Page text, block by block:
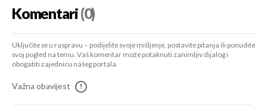
Komentari(0)
Uključite se u raspravu – podijelite svoje mišljenje, postavite pitanja ili ponudite
svoj pogled na temu. Vaš komentar može potaknuti zanimljiv dijalog i
obogatiti zajednicu našeg portala.
Važna obavijest !